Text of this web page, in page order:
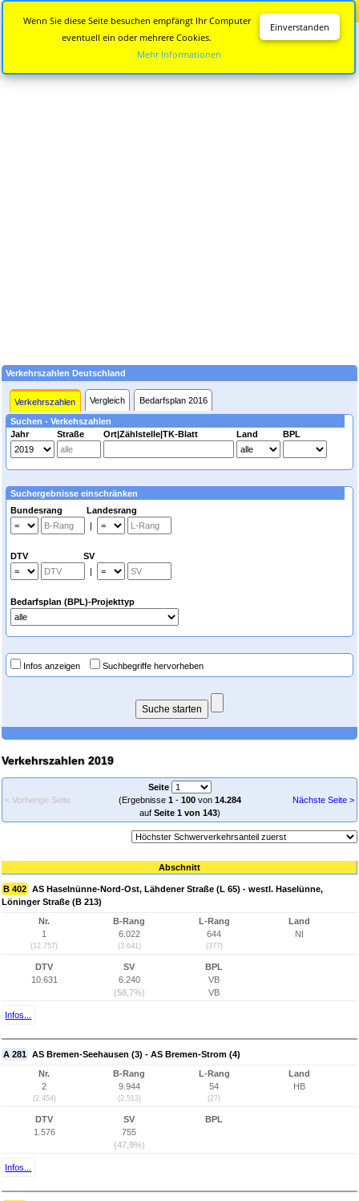
Verkehrszahlen Deutschland
Verkehrszahlen Vergleich Bedarfsplan 2016
Suchen - Verkehszahlen
Jahr
Straße Ort|Zählstelle|TK-Blatt Land BPL
Suchergebnisse einschränken
Bundesrang Landesrang
|
DTV SV
|
Bedarfsplan (BPL)-Projekttyp
Infos anzeigen Suchbegriffe hervorheben
Verkehrszahlen 2019
< Vorherige Seite
Seite
(Ergebnisse 1- 100von 14.284
auf Seite 1 von 143)
Nächste Seite >
Abschnitt
B 402 AS Haselnünne-Nord-Ost, Lähdener Straße (L 65) - westl. Haselünne,
Löninger Straße (B 213)
Nr.
1
(12.757)
B-Rang
6.022
(3.641)
L-Rang
644
(377)
Land
NI
DTV
10.631
SV
6.240
(58,7%)
BPL
VB
VB
Infos...
A 281 AS Bremen-Seehausen (3) - AS Bremen-Strom (4)
Nr.
2
(2.454)
B-Rang
9.944
(2.513)
L-Rang
54
(27)
Land
HB
DTV
1.576
SV
755
(47,9%)
BPL
Infos...
Einverstanden
Wenn Sie diese Seite besuchen empfängt Ihr Computer
eventuell ein oder mehrere Cookies.
Mehr Informationen